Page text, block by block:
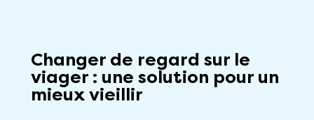
Changer de regard sur le
viager : une solution pour un
mieux vieillir